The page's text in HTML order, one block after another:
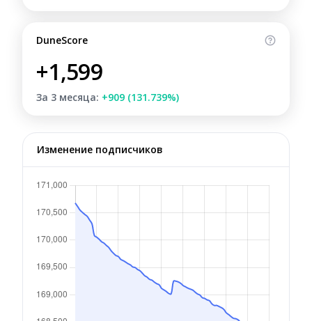
DuneScore
+1,599
За 3 месяца: +909 (131.739%)
Изменение подписчиков